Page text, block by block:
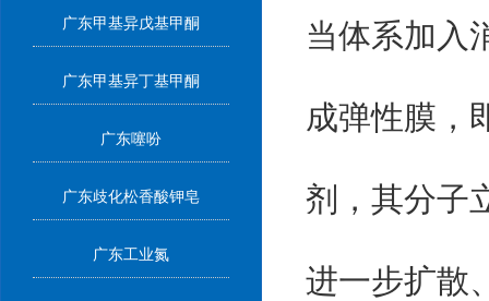
广东甲基异戊基甲酮
广东甲基异丁基甲酮
广东噻吩
广东歧化松香酸钾皂
广东工业氮
当体系加入
成弹性膜，
剂，其分子
进一步扩散